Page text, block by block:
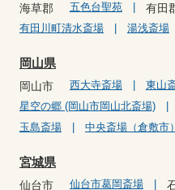
海草郡 五色台聖苑 有田
有田川町清水斎場
湯浅斎場
岡山県
岡山市 西大寺斎場
東山
星空の郷 (岡山市岡山北斎場)
玉島斎場
中央斎場（倉敷市）
宮城県
仙台市 仙台市葛岡斎場